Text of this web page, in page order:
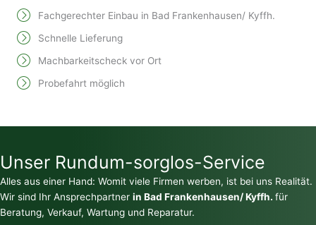
Fachgerechter Einbau in Bad Frankenhausen/ Kyffh.
Schnelle Lieferung
Machbarkeitscheck vor Ort
Probefahrt möglich
Unser Rundum-sorglos-Service
Alles aus einer Hand: Womit viele Firmen werben, ist bei uns Realität.
Wir sind Ihr Ansprechpartner in Bad Frankenhausen/ Kyffh. für
Beratung, Verkauf, Wartung und Reparatur.